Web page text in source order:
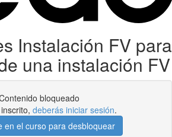
Instalación FV para
una instalación FV
bloqueado
deberás iniciar sesión.
en el curso para desbloquear